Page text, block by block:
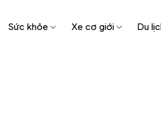
Sức khỏe Xe cơ giới Du